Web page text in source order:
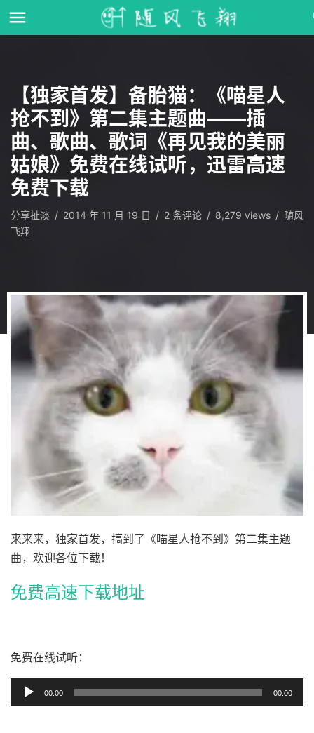
【独家首发】备胎猫：《喵星人
抢不到》第二集主题曲——插
曲、歌曲、歌词《再见我的美丽
姑娘》免费在线试听，迅雷高速
免费下载
分享扯淡 / 2014 年 11 月 19 日 / 2 条评论 / 8,279 views / 随风
飞翔
来来来，独家首发，搞到了《喵星人抢不到》第二集主题
曲，欢迎各位下载！
免费高速下载地址
免费在线试听：
频
00:00 00:00